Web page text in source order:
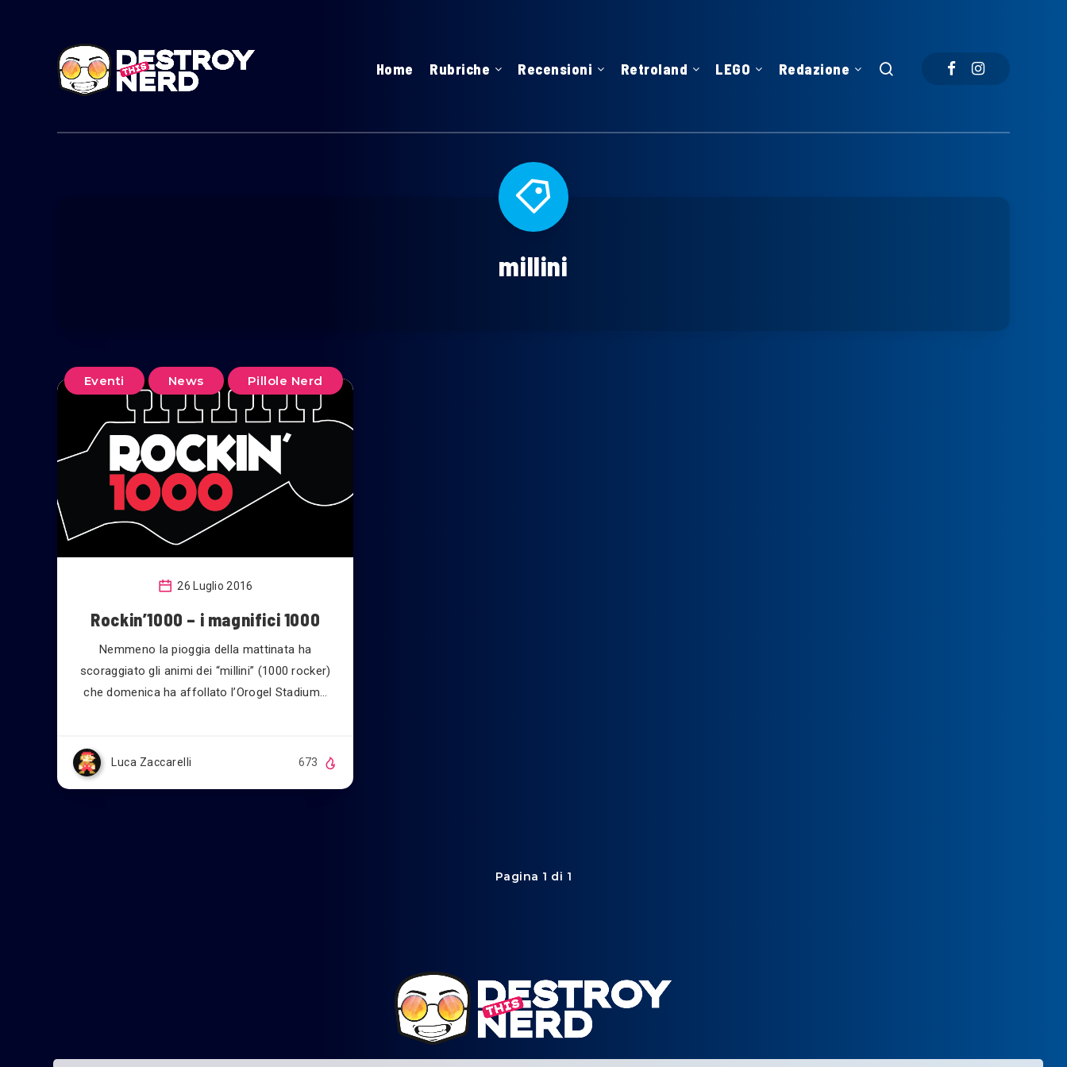
Home Rubriche Recensioni Retroland LEGO Redazione
millini
Eventi News Pillole Nerd
26 Luglio 2016
Rockin’1000 – i magnifici 1000
Nemmeno la pioggia della mattinata ha
scoraggiato gli animi dei “millini” (1000 rocker)
che domenica ha affollato l’Orogel Stadium…
Luca Zaccarelli 673
Pagina 1 di 1